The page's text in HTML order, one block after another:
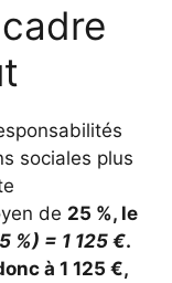
sociales plus
de 25 %, le
%) = 1 125 €.
à 1 125 €,